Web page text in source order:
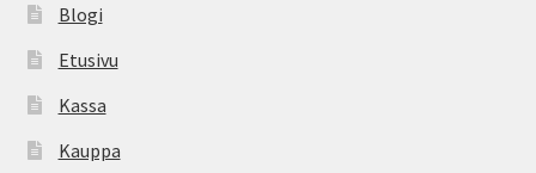
Blogi
Etusivu
Kassa
Kauppa